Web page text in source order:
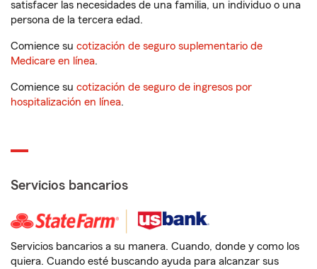
satisfacer las necesidades de una familia, un individuo o una
persona de la tercera edad.
Comience su cotización de seguro suplementario de
Medicare en línea.
Comience su cotización de seguro de ingresos por
hospitalización en línea.
Servicios bancarios
Servicios bancarios a su manera. Cuando, donde y como los
quiera. Cuando esté buscando ayuda para alcanzar sus